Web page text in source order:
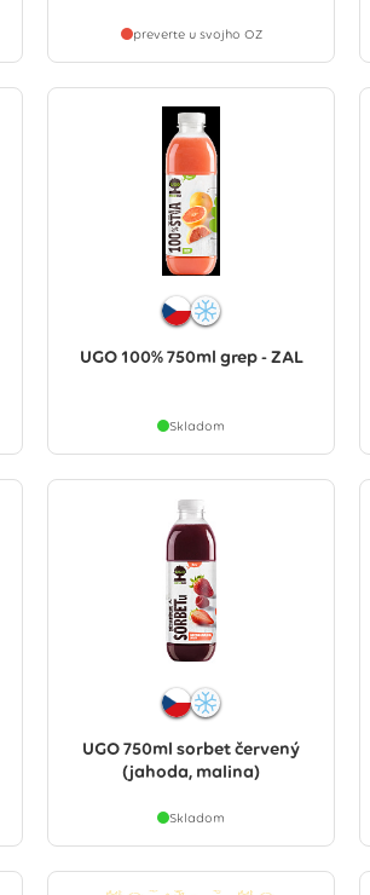
preverte u svojho OZ
UGO 100% 750ml grep - ZAL
Skladom
UGO 750ml sorbet červený
(jahoda, malina)
Skladom